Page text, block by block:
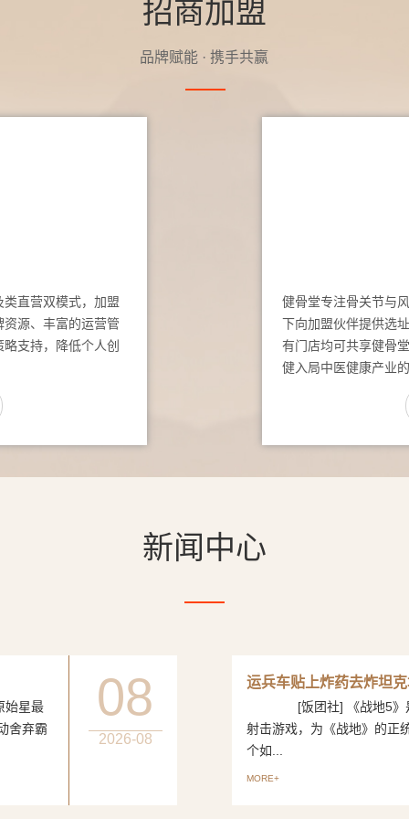
招商加盟
品牌赋能 · 携手共赢
直营双模式，加盟
源、丰富的运营管
支持，降低个人创
健骨堂专注骨关节与
下向加盟伙伴提供选
有门店均可共享健骨
健入局中医健康产业
新闻中心
星最
舍弃霸
08
2026-08
运兵车贴上炸药去炸坦
[饭团社] 《战地5》是
射击游戏，为《战地》的正
个如...
MORE+